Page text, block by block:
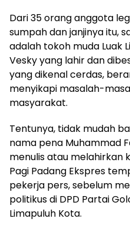
Dari 35 orang anggota
sumpah dan janjinya itu,
adalah tokoh muda Luak
Vesky yang lahir dan
yang dikenal cerdas,
menyikapi masalah-
masyarakat.
Tentunya, tidak mudah
nama pena Muhammad
menulis atau melahirkan
Pagi Padang Ekspres
pekerja pers, sebelum
politikus di DPD Partai
Limapuluh Kota.